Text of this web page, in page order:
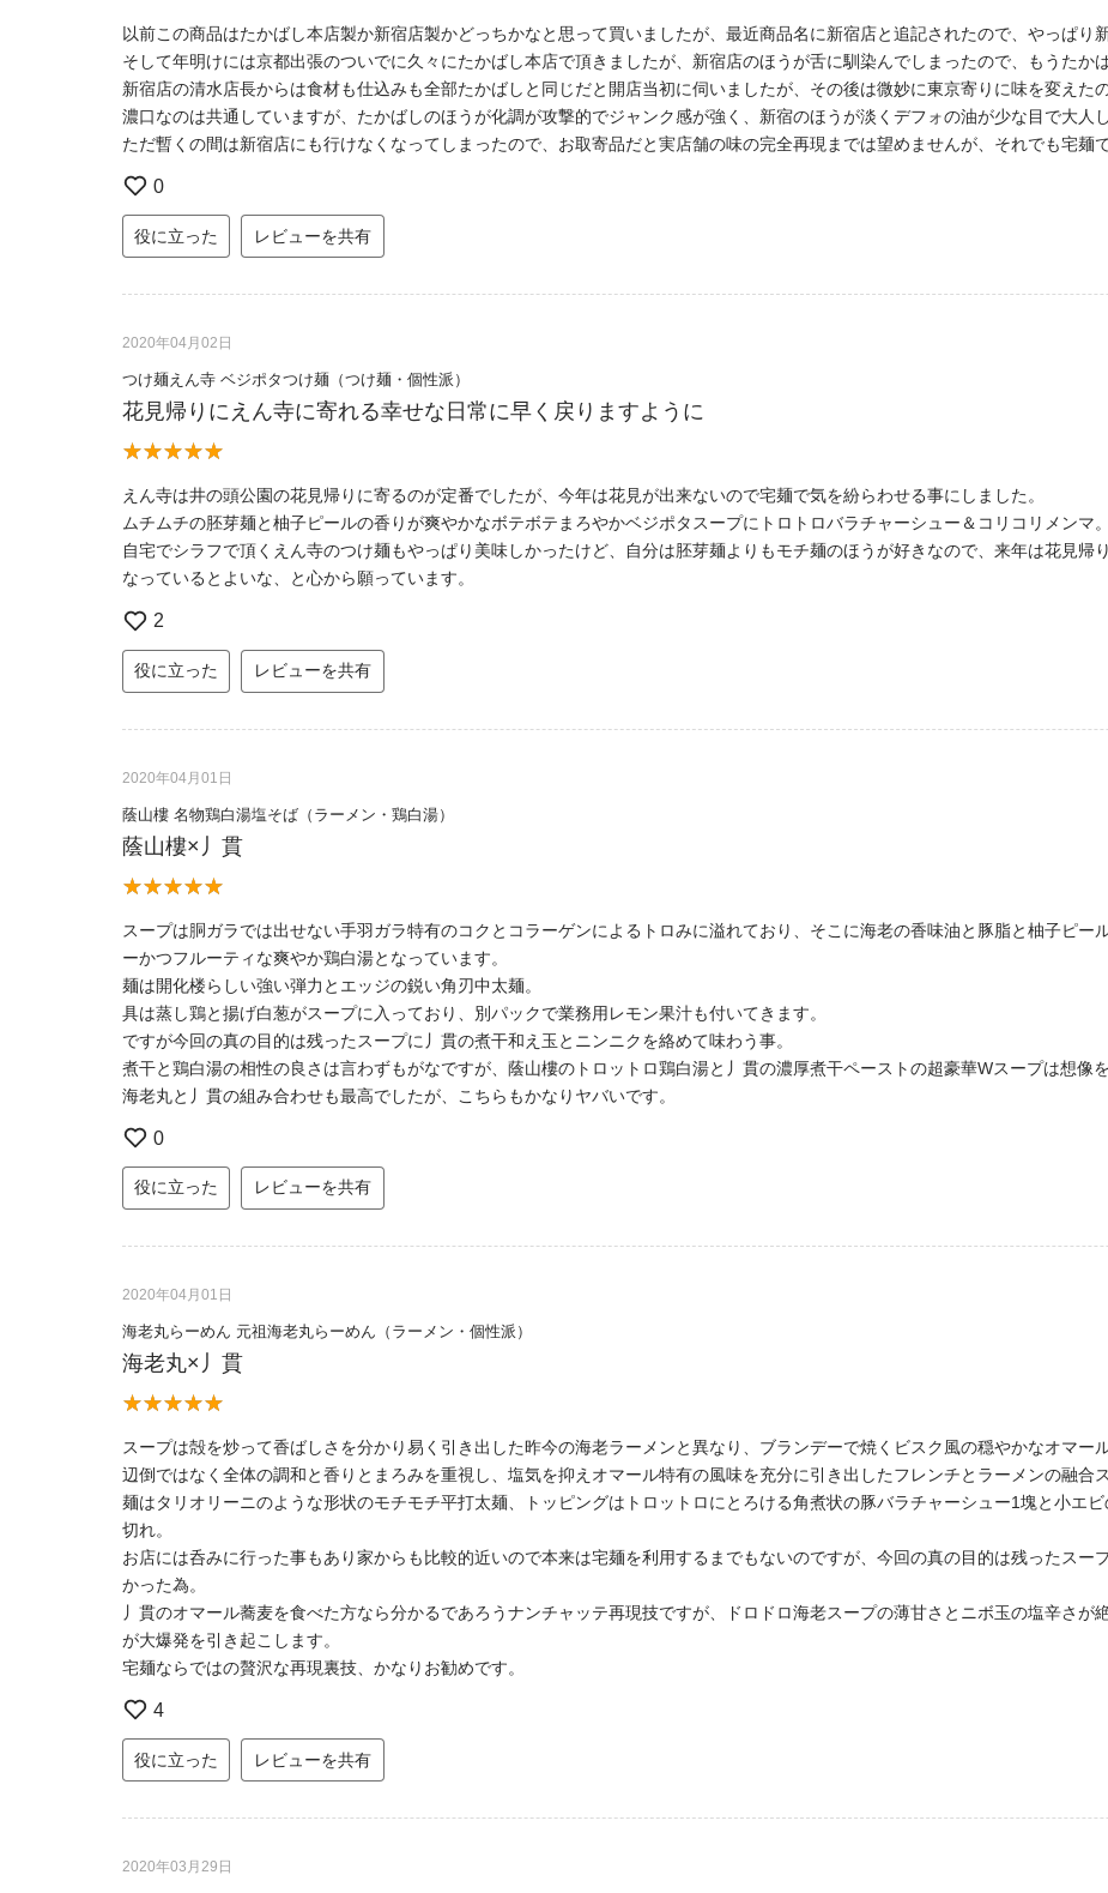
以前この商品はたかばし本店製か新宿店製かどっちかなと思って買いましたが、最近商品名に新宿店と追記されたので、やっぱり
そして年明けには京都出張のついでに久々にたかばし本店で頂きましたが、新宿店のほうが舌に馴染んでしまったので、もうたか
新宿店の清水店長からは食材も仕込みも全部たかばしと同じだと開店当初に伺いましたが、その後は微妙に東京寄りに味を変えた
濃口なのは共通していますが、たかばしのほうが化調が攻撃的でジャンク感が強く、新宿のほうが淡くデフォの油が少な目で大人
ただ暫くの間は新宿店にも行けなくなってしまったので、お取寄品だと実店舗の味の完全再現までは望めませんが、それでも宅麺
0
役に立った レビューを共有
2020年04月02日
つけ麺えん寺 ベジポタつけ麺（つけ麺・個性派）
花見帰りにえん寺に寄れる幸せな日常に早く戻りますように
えん寺は井の頭公園の花見帰りに寄るのが定番でしたが、今年は花見が出来ないので宅麺で気を紛らわせる事にしました。
ムチムチの胚芽麺と柚子ピールの香りが爽やかなボテボテまろやかベジポタスープにトロトロバラチャーシュー＆コリコリメンマ。
自宅でシラフで頂くえん寺のつけ麺もやっぱり美味しかったけど、自分は胚芽麺よりもモチ麺のほうが好きなので、来年は花見帰
なっているとよいな、と心から願っています。
2
役に立った レビューを共有
2020年04月01日
蔭山樓 名物鶏白湯塩そば（ラーメン・鶏白湯）
蔭山樓×丿貫
スープは胴ガラでは出せない手羽ガラ特有のコクとコラーゲンによるトロみに溢れており、そこに海老の香味油と豚脂と柚子ピー
ーかつフルーティな爽やか鶏白湯となっています。
麺は開化楼らしい強い弾力とエッジの鋭い角刃中太麺。
具は蒸し鶏と揚げ白葱がスープに入っており、別パックで業務用レモン果汁も付いてきます。
ですが今回の真の目的は残ったスープに丿貫の煮干和え玉とニンニクを絡めて味わう事。
煮干と鶏白湯の相性の良さは言わずもがなですが、蔭山樓のトロットロ鶏白湯と丿貫の濃厚煮干ペーストの超豪華Wスープは想像
海老丸と丿貫の組み合わせも最高でしたが、こちらもかなりヤバいです。
0
役に立った レビューを共有
2020年04月01日
海老丸らーめん 元祖海老丸らーめん（ラーメン・個性派）
海老丸×丿貫
スープは殻を炒って香ばしさを分かり易く引き出した昨今の海老ラーメンと異なり、ブランデーで焼くビスク風の穏やかなオマー
辺倒ではなく全体の調和と香りとまろみを重視し、塩気を抑えオマール特有の風味を充分に引き出したフレンチとラーメンの融合
麺はタリオリーニのような形状のモチモチ平打太麺、トッピングはトロットロにとろける角煮状の豚バラチャーシュー1塊と小エ
切れ。
お店には呑みに行った事もあり家からも比較的近いので本来は宅麺を利用するまでもないのですが、今回の真の目的は残ったスー
かった為。
丿貫のオマール蕎麦を食べた方なら分かるであろうナンチャッテ再現技ですが、ドロドロ海老スープの薄甘さとニボ玉の塩辛さ
が大爆発を引き起こします。
宅麺ならではの贅沢な再現裏技、かなりお勧めです。
4
役に立った レビューを共有
2020年03月29日